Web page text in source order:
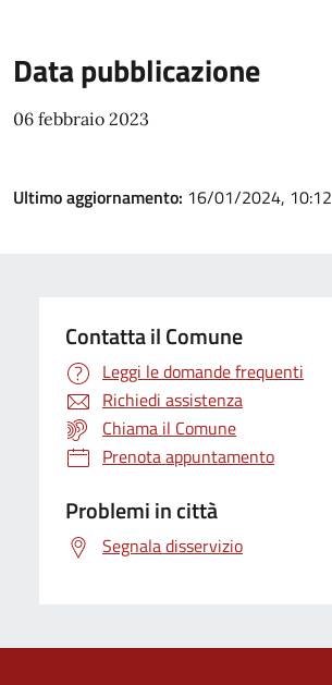
Data pubblicazione
06 febbraio 2023
Ultimo aggiornamento: 16/01/2024, 10:12
Contatta il Comune
Leggi le domande frequenti
Richiedi assistenza
Chiama il Comune
Prenota appuntamento
Problemi in città
Segnala disservizio